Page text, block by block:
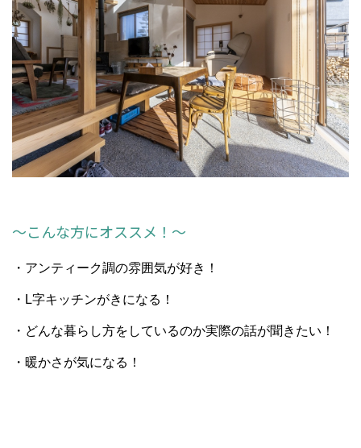
～こんな方にオススメ！～
・アンティーク調の雰囲気が好き！
・L字キッチンがきになる！
・どんな暮らし方をしているのか実際の話が聞きたい！
・暖かさが気になる！